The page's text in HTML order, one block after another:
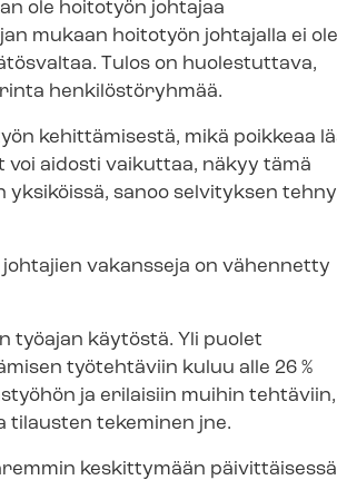
ole hoitotyön johtajaa
mukaan hoitotyön johtajalla ei ole
Tulos on huolestuttava,
henkilöstöryhmää.
kehittämisestä, mikä poikkeaa
voi aidosti vaikuttaa, näkyy tämä
sanoo selvityksen
vakansseja on vähennetty
työajan käytöstä. Yli puolet
työtehtäviin kuluu alle 26 %
ja erilaisiin muihin tehtäviin,
tilausten tekeminen jne.
keskittymään päivittäisessä